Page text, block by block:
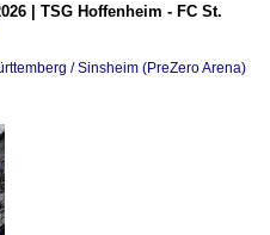
| TSG Hoffenheim - FC St.
/ Sinsheim (PreZero Arena)